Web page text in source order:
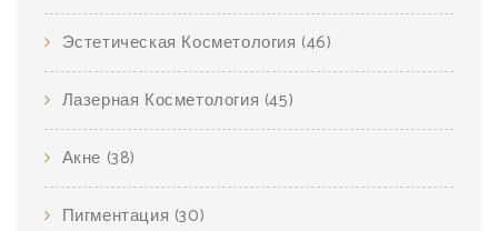
Эстетическая Косметология (46)
Лазерная Косметология (45)
Акне (38)
Пигментация (30)